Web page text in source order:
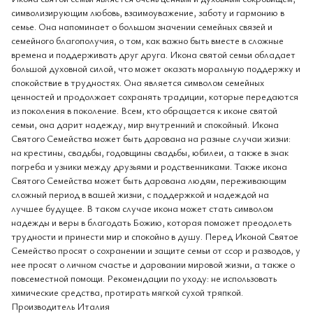
символизирующим любовь, взаимоуважение, заботу и гармонию в
семье. Она напоминает о большом значении семейных связей и
семейного благополучия, о том, как важно быть вместе в сложные
времена и поддерживать друг друга. Икона святой семьи обладает
большой духовной силой, что может оказать моральную поддержку и
спокойствие в трудностях. Она является символом семейных
ценностей и продолжает сохранять традиции, которые передаются
из поколения в поколение. Всем, кто обращается к иконе святой
семьи, она дарит надежду, мир внутренний и спокойный. Икона
Святого Семейства может быть дарована на разные случаи жизни:
на крестины, свадьбы, годовщины свадьбы, юбилеи, а также в знак
погреба и узники между друзьями и родственниками. Также икона
Святого Семейства может быть дарована людям, переживающим
сложный период в вашей жизни, с поддержкой и надеждой на
лучшее будущее. В таком случае икона может стать символом
надежды и веры в благодать Божию, которая поможет преодолеть
трудности и принести мир и спокойно в душу. Перед Иконой Святое
Семейство просят о сохранении и защите семьи от ссор и разводов, у
нее просят о личном счастье и даровании мировой жизни, а также о
повсеместной помощи. Рекомендации по уходу: не использовать
химические средства, протирать мягкой сухой тряпкой.
Производитель Италия